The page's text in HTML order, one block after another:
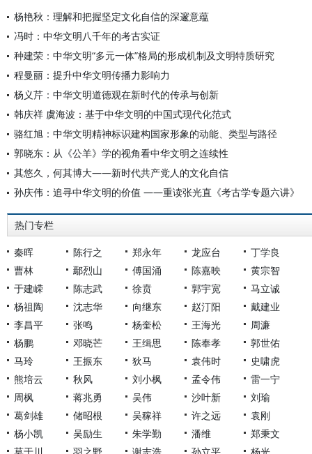
杨艳秋：理解和把握坚定文化自信的深邃意蕴
冯时：中华文明八千年的考古实证
种建荣：中华文明“多元一体”格局的形成机制及文明特质研究
程曼丽：提升中华文明传播力影响力
杨义芹：中华文明道德观在新时代的传承与创新
韩庆祥 虞海波：基于中华文明的中国式现代化范式
骆红旭：中华文明精神标识建构国家形象的动能、类型与路径
郭晓东：从《公羊》学的视角看中华文明之连续性
其悠久，何其博大——新时代共产党人的文化自信
孙庆伟：追寻中华文明的价值 ——重读张光直《考古学专题六讲》
热门专栏
秦晖 陈行之 郑永年 龙应台
丁学良
曹林
鄢烈山 傅国涌 陈嘉映
黄宗智
于建嵘
陈志武 徐贲 郭宇宽
马立诚
杨祖陶
沈志华 向继东 赵汀阳
戴建业
李昌平
张鸣 杨奎松 王海光
周濂
杨鹏
邓晓芒 王缉思 陈奉孝
郭世佑
马玲
王振东 狄马 袁伟时
史啸虎
熊培云
秋风 刘小枫 孟令伟
雷一宁
周枫
蒋兆勇 吴伟 沙叶新
刘瑜
葛剑雄
储昭根 吴稼祥 许之远
袁刚
杨小凯
吴励生 朱学勤 潘维
郑秉文